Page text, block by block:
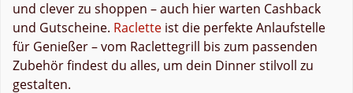
und clever zu shoppen – auch hier warten Cashback
und Gutscheine. Raclette ist die perfekte Anlaufstelle
für Genießer – vom Raclettegrill bis zum passenden
Zubehör findest du alles, um dein Dinner stilvoll zu
gestalten.